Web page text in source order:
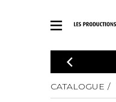
CATALOGUE
Explorez notre
en arrangements de
CATALOGUE